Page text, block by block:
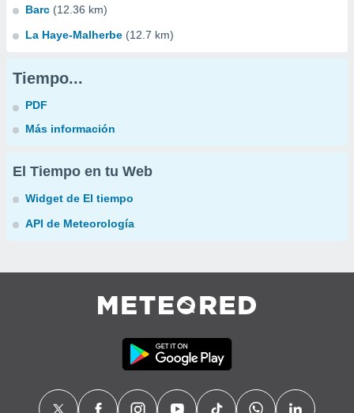
Barc (12.36 km)
La Haye-Malherbe (12.7 km)
Tiempo...
PDF
Más información
El Tiempo en tu Web
Widget de El tiempo
API de Meteorología